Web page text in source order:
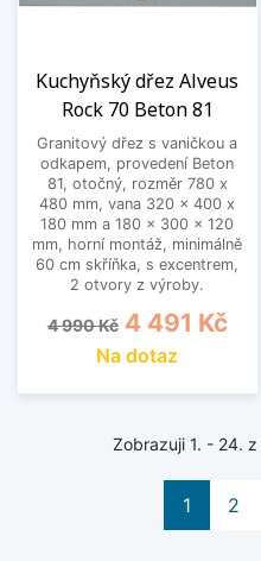
Kuchyňský dřez Alveus
Rock 70 Beton 81
Granitový dřez s vaničkou a
odkapem, provedení Beton
81, otočný, rozměr 780 x
480 mm, vana 320 x 400 x
180 mm a 180 x 300 x 120
mm, horní montáž, minimálně
60 cm skříňka, s excentrem,
2 otvory z výroby.
Běžná cena
4 990 Kč Cena
4 491 Kč
Na dotaz
Zobrazuji 1. - 24.
1 2